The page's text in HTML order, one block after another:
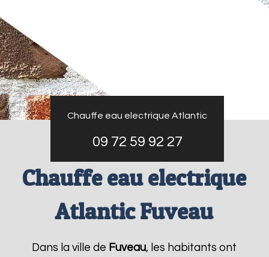
Chauffe eau electrique Atlantic
09 72 59 92 27
Chauffe eau electrique
Atlantic Fuveau
Dans la ville de Fuveau, les habitants ont